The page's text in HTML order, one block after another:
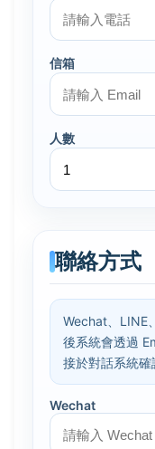
信箱
人數
聯絡方式
Wechat、LINE
後系統會透過
接於對話系統確
Wechat